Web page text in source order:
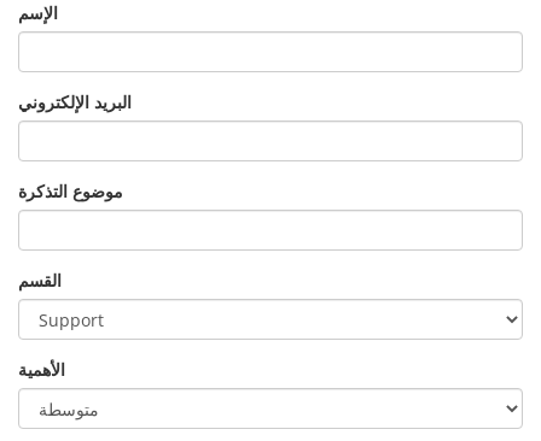
الإسم
البريد الإلكتروني
موضوع التذكرة
القسم
الأهمية